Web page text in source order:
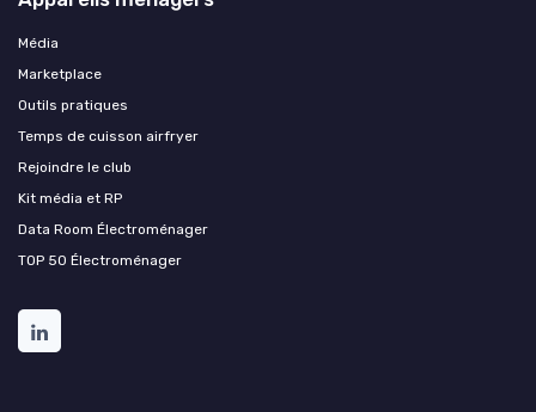
Média
Marketplace
Outils pratiques
Temps de cuisson airfryer
Rejoindre le club
Kit média et RP
Data Room Électroménager
TOP 50 Électroménager